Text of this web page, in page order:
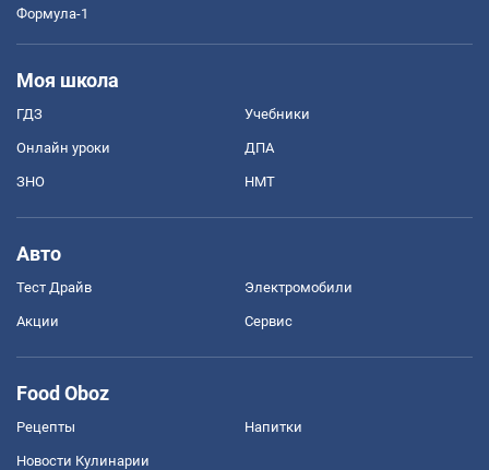
Формула-1
Моя школа
ГДЗ Учебники
Онлайн уроки ДПА
ЗНО НМТ
Авто
Тест Драйв Электромобили
Акции Сервис
Food Oboz
Рецепты Напитки
Новости Кулинарии